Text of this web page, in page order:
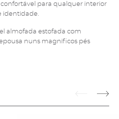
para qualquer interior
identidade.
almofada estofada com
nuns magnificos pés